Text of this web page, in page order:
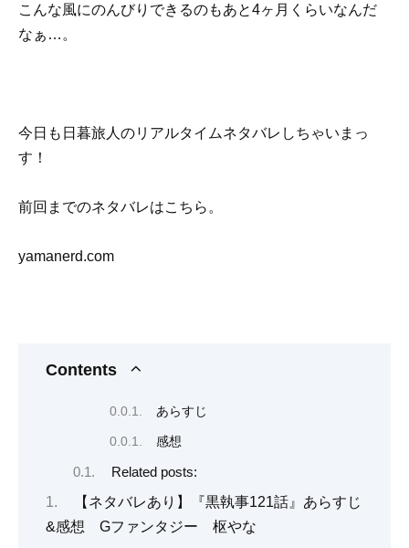
こんな風にのんびりできるのもあと4ヶ月くらいなんだ
なぁ…。
今日も日暮旅人のリアルタイムネタバレしちゃいまっ
す！
前回までのネタバレはこちら。
yamanerd.com
Contents
あらすじ
感想
Related posts:
【ネタバレあり】『黒執事121話』あらすじ
&感想 Gファンタジー 枢やな